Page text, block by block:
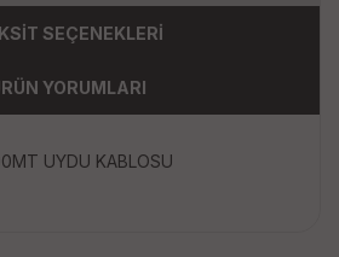
SEÇENEKLERİ
YORUMLARI
UYDU KABLOSU